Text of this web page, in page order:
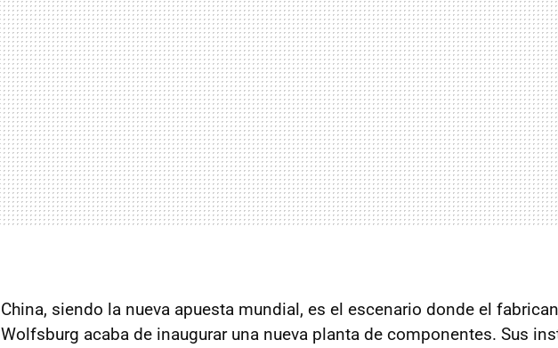
China, siendo la nueva apuesta mundial, es el escenario donde el
Wolfsburg acaba de inaugurar una nueva planta de componentes. Sus